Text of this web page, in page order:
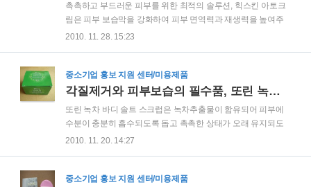
갈증을 해소시켜 주고 어둡고 칙칙한 피부를 밝고 맑게 가꾸어
주며, 피부를 탄력있고 생기있게 가꾸어 주는 제품이라고 할 수
있습니다. 이미 이전 리뷰(쎄레뜰렉 페이스업 3D 마스크팩으로
이중보습, 피부탄력, 리프팅까지!)를..
촉촉하고 부드러운 피부를 위한 최적의 솔루션, 힉스킨 아토크
림은 피부 보습막을 강화하여 피부 면역력과 재생력을 높여주
는 건조하고 민감한 피부에 탁월한 효과가 있는 무스테로이드
어 건조하고 민감한 피부에 탁월한 효과가 있으며, 오메가-3가
함유되어 있는 아사이베리가 고농축 되어 있어 염증을 억제해
어 있는 폴리페놀은 아토피를 일으키는 사이토카인이라는 효소
를 차단시켜 증상을 억제하는 효과가 있습니다. 이미 이전 리뷰
(집나간 피부 돌아오다! 힉스킨 아토크림)를 통하여 힉스킨 아토
크림에 대한 기본적인 정보를 말씀드린 바 있습니다. 이전..
2010. 11. 28. 15:23
중소기업 홍보 지원 센터/미용제품
각질제거와 피부보습의 필수품, 또린 녹차 바디 솔트 스크럽
또린 녹차 바디 솔트 스크럽은 녹차추출물이 함유되어 피부에
수분이 충분히 흡수되도록 돕고 촉촉한 상태가 오래 유지되도
록 피부 기능을 활성시킵니다. 그리고 천연 해양 소금 입자가 각
의 순식물성 오일이 피부를 유연하고 부드럽게 가꾸어줍니다.
2010. 11. 20. 14:27
중소기업 홍보 지원 센터/미용제품